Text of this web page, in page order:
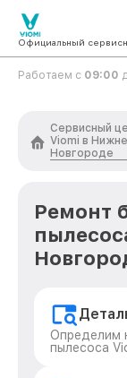
Официальный
Работаем с 09:00
Сервисный
Viomi в
Новгороде
Ремонт
Определим
пылесоса